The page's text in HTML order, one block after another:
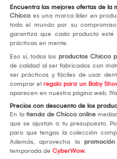
Encuentra las mejores ofertas de la
Chicco es una marca líder en
todo el mundo por su
garantiza que cada producto
prácticas en mente.
Eso sí, todos los productos Chicco
de calidad al ser fabricados con
ser prácticos y fáciles de usar
comprar el regalo para un Baby
aparecen en nuestra página web.
Precios con descuento de los
En la tienda de Chicco online
que se ajustan a tu presupuesto.
para que tengas la colección
Además, aprovecha la
temporada de CyberWow.